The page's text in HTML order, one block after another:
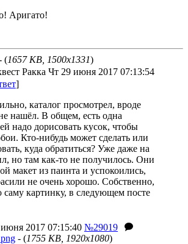
Аригато!
(1657 KB, 1500x1331)
Ракка Чт 29 июня 2017 07:13:54
]
каталог просмотрел, вроде
нашёл. В общем, есть одна
надо дорисовать кусок, чтобы
Кто-нибудь может сделать или
куда обратиться? Уже даже на
но там как-то не получилось. Они
макет из паинта и успокоились,
не очень хорошо. Собственно,
картинку, в следующем посте
2017 07:15:40 №29019
- (1755 KB, 1920x1080)